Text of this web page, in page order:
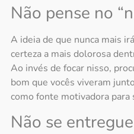
Não pense no
A ideia de que nunca mais
certeza a mais dolorosa
Ao invés de focar nisso,
bom que vocês viveram
como fonte motivadora para
Não se